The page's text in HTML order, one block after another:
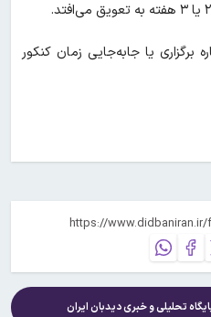
برگزاری یا جابه‌جایی زمان کنکور
تحلیلی و خبریدیدبان ایران